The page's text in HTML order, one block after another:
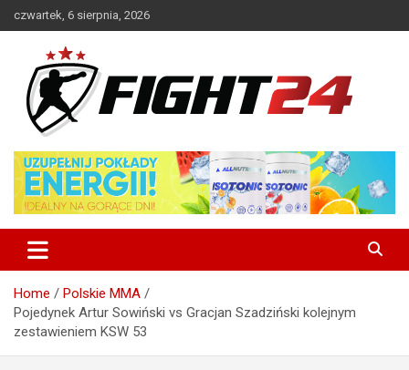
to
czwartek, 6 sierpnia, 2026
FIGHT24.PL – MMA i K-1, UFC
Home
Polskie MMA
Pojedynek Artur Sowiński vs Gracjan Szadziński kolejnym
zestawieniem KSW 53